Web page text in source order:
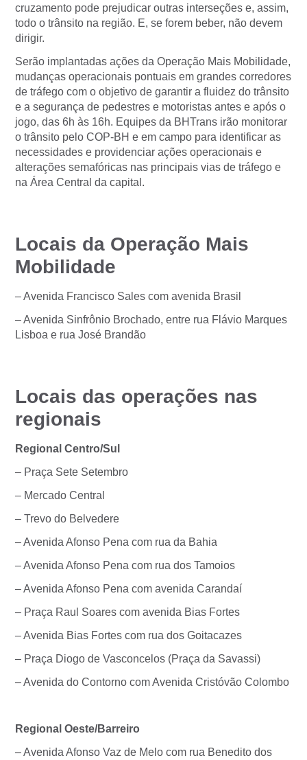
cruzamento pode prejudicar outras interseções e, assim,
todo o trânsito na região. E, se forem beber, não devem
dirigir.
Serão implantadas ações da Operação Mais Mobilidade,
mudanças operacionais pontuais em grandes corredores
de tráfego com o objetivo de garantir a fluidez do trânsito
e a segurança de pedestres e motoristas antes e após o
jogo, das 6h às 16h. Equipes da BHTrans irão monitorar
o trânsito pelo COP-BH e em campo para identificar as
necessidades e providenciar ações operacionais e
alterações semafóricas nas principais vias de tráfego e
na Área Central da capital.
Locais da Operação Mais
Mobilidade
– Avenida Francisco Sales com avenida Brasil
– Avenida Sinfrônio Brochado, entre rua Flávio Marques
Lisboa e rua José Brandão
Locais das operações nas
regionais
Regional Centro/Sul
– Praça Sete Setembro
– Mercado Central
– Trevo do Belvedere
– Avenida Afonso Pena com rua da Bahia
– Avenida Afonso Pena com rua dos Tamoios
– Avenida Afonso Pena com avenida Carandaí
– Praça Raul Soares com avenida Bias Fortes
– Avenida Bias Fortes com rua dos Goitacazes
– Praça Diogo de Vasconcelos (Praça da Savassi)
– Avenida do Contorno com Avenida Cristóvão Colombo
Regional Oeste/Barreiro
– Avenida Afonso Vaz de Melo com rua Benedito dos